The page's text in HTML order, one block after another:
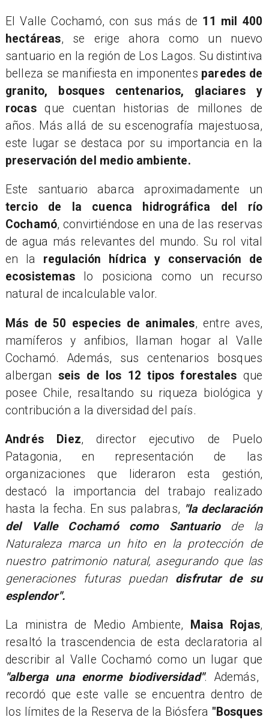
​El Valle Cochamó, con sus más de 11 mil 400
hectáreas, se erige ahora como un nuevo
santuario en la región de Los Lagos. Su distintiva
belleza se manifiesta en imponentes paredes de
granito, bosques centenarios, glaciares y
rocasque cuentan historias de millones de
años. Más allá de su escenografía majestuosa,
este lugar se destaca por su importancia en la
preservación del medio ambiente.
​Este santuario abarca aproximadamente un
tercio de la cuenca hidrográfica del río
Cochamó, convirtiéndose en una de las reservas
de agua más relevantes del mundo. Su rol vital
en la regulación hídrica y conservación de
ecosistemaslo posiciona como un recurso
natural de incalculable valor.
Más de 50 especies de animales, entre aves,
mamíferos y anfibios, llaman hogar al Valle
Cochamó. Además, sus centenarios bosques
albergan seis de los 12 tipos forestales que
posee Chile, resaltando su riqueza biológica y
contribución a la diversidad del país.
Andrés Diez, director ejecutivo de Puelo
Patagonia, en representación de las
organizaciones que lideraron esta gestión,
destacó la importancia del trabajo realizado
hasta la fecha. En sus palabras, "la declaración
del Valle Cochamó como Santuariode la
Naturaleza marca un hito en la protección de
nuestro patrimonio natural, asegurando que las
generaciones futuras puedan disfrutar de su
esplendor".
​La ministra de Medio Ambiente, Maisa Rojas,
resaltó la trascendencia de esta declaratoria al
describir al Valle Cochamó como un lugar que
"alberga una enorme biodiversidad". Además,
recordó que este valle se encuentra dentro de
los límites de la Reserva de la Biósfera "Bosques